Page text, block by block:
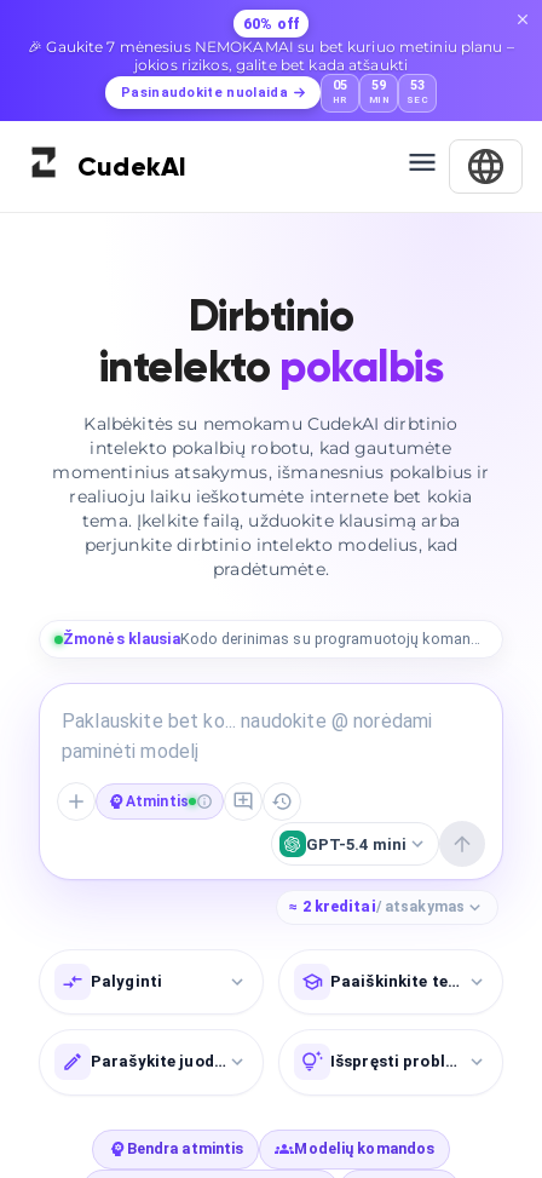
60% off
🎉 Gaukite 7 mėnesius NEMOKAMAI su bet kuriuo metiniu planu –
jokios rizikos, galite bet kada atšaukti
Pasinaudokite nuolaida 05
HR
59
MIN
52
SEC
CudekAI
Dirbtinio
intelekto pokalbis
Kalbėkitės su nemokamu CudekAI dirbtinio
intelekto pokalbių robotu, kad gautumėte
momentinius atsakymus, išmanesnius pokalbius ir
realiuoju laiku ieškotumėte internete bet kokia
tema. Įkelkite failą, užduokite klausimą arba
perjunkite dirbtinio intelekto modelius, kad
pradėtumėte.
Žmonės klausia Kodo derinimas su programuotojų komanda
Atmintis
GPT-5.4 mini
≈ 2 kreditai/ atsakymas
Palyginti Paaiškinkite temą
Parašykite juodraštį Išspręsti problemą
Bendra atmintis Modelių komandos